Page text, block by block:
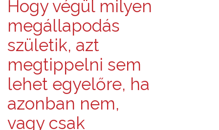
Hogy végül milyen
megállapodás
születik, azt
megtippelni sem
lehet egyelőre, ha
azonban nem,
vagy csak